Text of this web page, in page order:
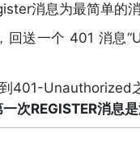
消息为最简单的
回送一个 401 消息
401-Unauthorized
次REGISTER消息